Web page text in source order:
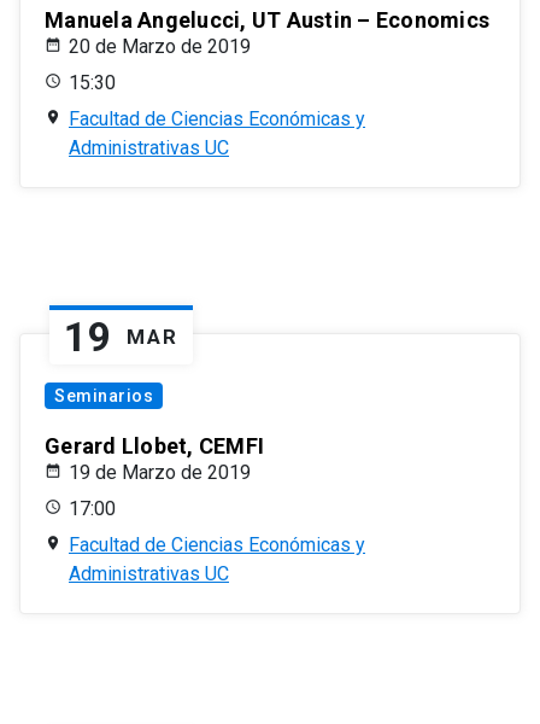
Manuela Angelucci, UT Austin – Economics
20 de Marzo de 2019
15:30
Facultad de Ciencias Económicas y
Administrativas UC
19 MAR
Seminarios
Gerard Llobet, CEMFI
19 de Marzo de 2019
17:00
Facultad de Ciencias Económicas y
Administrativas UC